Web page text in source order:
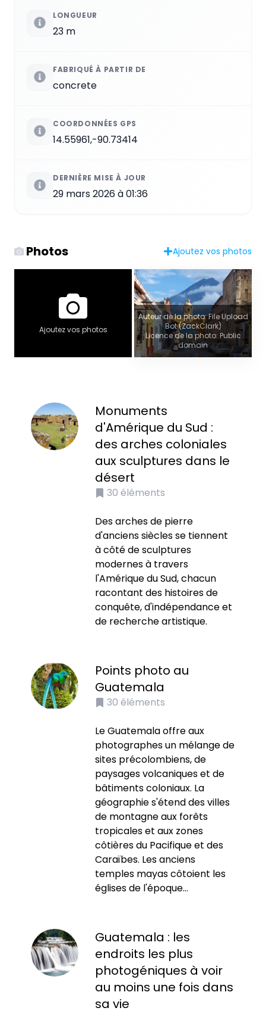
LONGUEUR
23 m
FABRIQUÉ À PARTIR DE
concrete
COORDONNÉES GPS
14.55961,-90.73414
DERNIÈRE MISE À JOUR
29 mars 2026 à 01:36
Photos Ajoutez vos photos
Ajoutez vos photos
Auteur de la photo: File Upload
Bot (ZackClark)
Licence de la photo: Public
domain
Monuments
d'Amérique du Sud :
des arches coloniales
aux sculptures dans le
désert
30 éléments
Des arches de pierre
d'anciens siècles se tiennent
à côté de sculptures
modernes à travers
l'Amérique du Sud, chacun
racontant des histoires de
conquête, d'indépendance et
de recherche artistique.
Points photo au
Guatemala
30 éléments
Le Guatemala offre aux
photographes un mélange de
sites précolombiens, de
paysages volcaniques et de
bâtiments coloniaux. La
géographie s'étend des villes
de montagne aux forêts
tropicales et aux zones
côtières du Pacifique et des
Caraïbes. Les anciens
temples mayas côtoient les
églises de l'époque...
Guatemala : les
endroits les plus
photogéniques à voir
au moins une fois dans
sa vie